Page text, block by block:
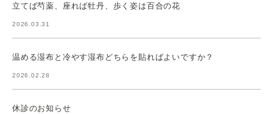
立てば芍薬、座れば牡丹、歩く姿は百合の花
2026.03.31
温める湿布と冷やす湿布どちらを貼ればよいですか？
2026.02.28
休診のお知らせ